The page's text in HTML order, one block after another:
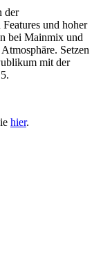
der
und hoher
bei Mainmix und
Setzen
mit der
hier.